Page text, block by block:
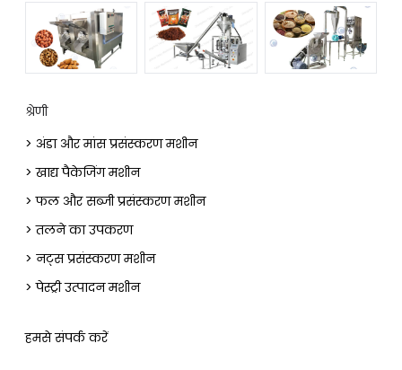
श्रेणी
> अंडा और मांस प्रसंस्करण मशीन
> खाद्य पैकेजिंग मशीन
> फल और सब्जी प्रसंस्करण मशीन
> तलने का उपकरण
> नट्स प्रसंस्करण मशीन
> पेस्ट्री उत्पादन मशीन
हमसे संपर्क करें